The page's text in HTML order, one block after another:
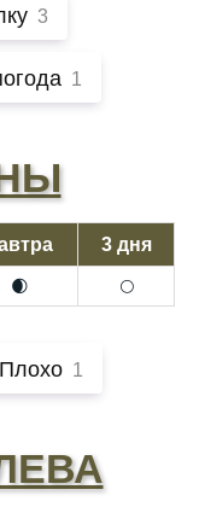
3
1
3 дня
🌒 🌕
Плохо 1